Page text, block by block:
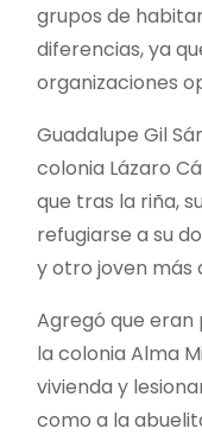
grupos de
diferencias, ya
organizaciones
Guadalupe Gil
colonia Lázaro
que tras la riña,
refugiarse a su
y otro joven más
Agregó que
la colonia Alma
vivienda y
como a la